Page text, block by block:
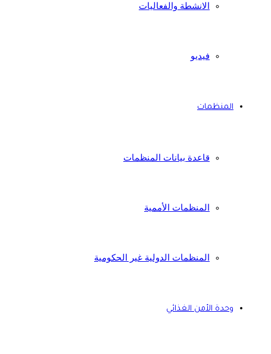
الانشطة والفعاليات
فيديو
المنظمات
قاعدة بيانات المنظمات
المنظمات الأممية
المنظمات الدولية غير الحكومية
وحدة الأمن الغذائي